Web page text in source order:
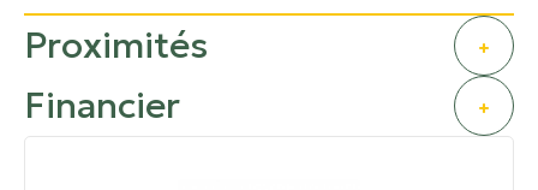
Proximités +
Financier +